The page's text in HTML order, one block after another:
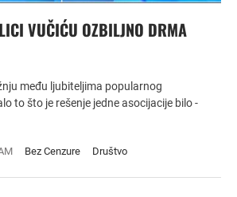
VUČIĆU OZBILJNO DRMA
među ljubiteljima popularnog
to što je rešenje jedne asocijacije bilo -
Bez Cenzure Društvo